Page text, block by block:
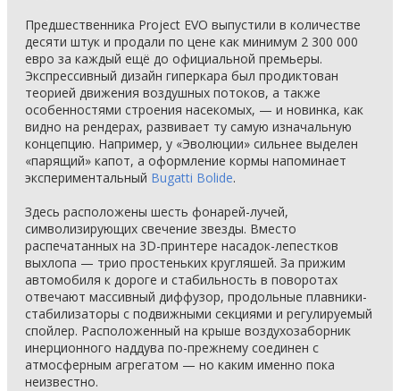
Предшественника Project EVO выпустили в количестве
десяти штук и продали по цене как минимум 2 300 000
евро за каждый ещё до официальной премьеры.
Экспрессивный дизайн гиперкара был продиктован
теорией движения воздушных потоков, а также
особенностями строения насекомых, — и новинка, как
видно на рендерах, развивает ту самую изначальную
концепцию. Например, у «Эволюции» сильнее выделен
«парящий» капот, а оформление кормы напоминает
экспериментальный Bugatti Bolide.
Здесь расположены шесть фонарей-лучей,
символизирующих свечение звезды. Вместо
распечатанных на 3D-принтере насадок-лепестков
выхлопа — трио простеньких кругляшей. За прижим
автомобиля к дороге и стабильность в поворотах
отвечают массивный диффузор, продольные плавники-
стабилизаторы с подвижными секциями и регулируемый
спойлер. Расположенный на крыше воздухозаборник
инерционного наддува по-прежнему соединен с
атмосферным агрегатом — но каким именно пока
неизвестно.